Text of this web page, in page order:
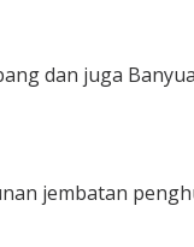
dan juga
jembatan